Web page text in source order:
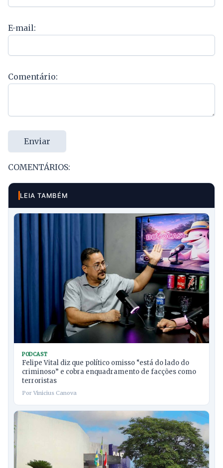
E-mail:
Comentário:
Enviar
COMENTÁRIOS:
LEIA TAMBÉM
PODCAST
Felipe Vital diz que político omisso “está do lado do
criminoso” e cobra enquadramento de facções como
terroristas
Por Vinicius Canova